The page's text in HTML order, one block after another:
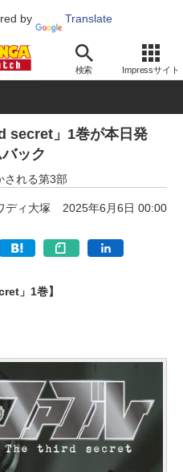
by Translate
検索 Impressサイト
ル
secret」1巻が本日発
ック
される第3部
ディ大塚 2025年6月6日 00:00
」1巻】